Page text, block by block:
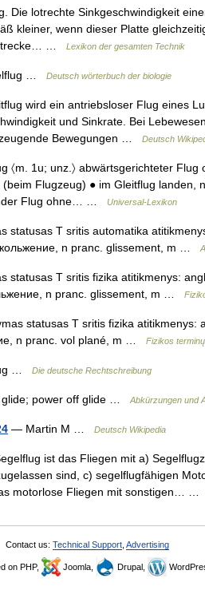
Die lotrechte Sinkgeschwindigkeit
kleiner, wenn dieser Platte
…
Lexikon der gesamten Technik
… Deutsch wörterbuch der biologie
wird ein antriebsloser Flug eines
und Sinkrate. Bei
Bewegungen …
Deutsch
〈m. 1u; unz.〉 abwärtsgerichteter
Flugzeug) ● im Gleitflug landen,
Flug ohne… …
Universal-Lexikon
statusas T sritis automatika
n pranc. glissement, m …
statusas T sritis fizika atitikmenys:
n pranc. glissement, m …
statusas T sritis fizika atitikmenys:
n pranc. vol plané, m …
Fizikos
… Die deutsche Rechtschreibung
power off glide … Abkürzungen und
— Martin M … Deutsch Wikipedia
ist das Fliegen mit a)
sind, c) segelflugfähigen
motorlose Fliegen mit sonstigen… …
Contact us: Technical Support Advertising
on PHP, Joomla, Drupal,